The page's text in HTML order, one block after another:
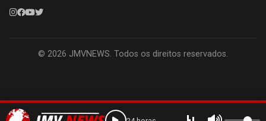
© 2026 JMVNEWS. Todos os direitos reservados.